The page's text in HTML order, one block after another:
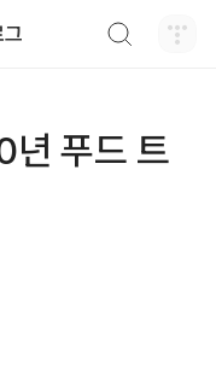
푸드 트